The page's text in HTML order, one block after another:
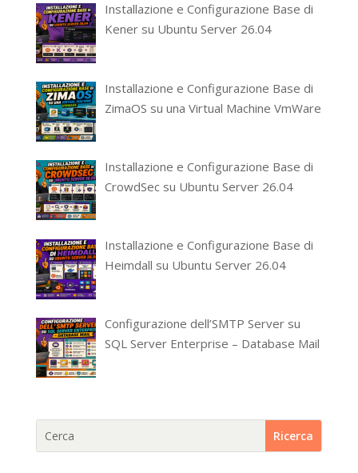
Installazione e Configurazione Base di
Kener su Ubuntu Server 26.04
Installazione e Configurazione Base di
ZimaOS su una Virtual Machine VmWare
Installazione e Configurazione Base di
CrowdSec su Ubuntu Server 26.04
Installazione e Configurazione Base di
Heimdall su Ubuntu Server 26.04
Configurazione dell’SMTP Server su
SQL Server Enterprise – Database Mail